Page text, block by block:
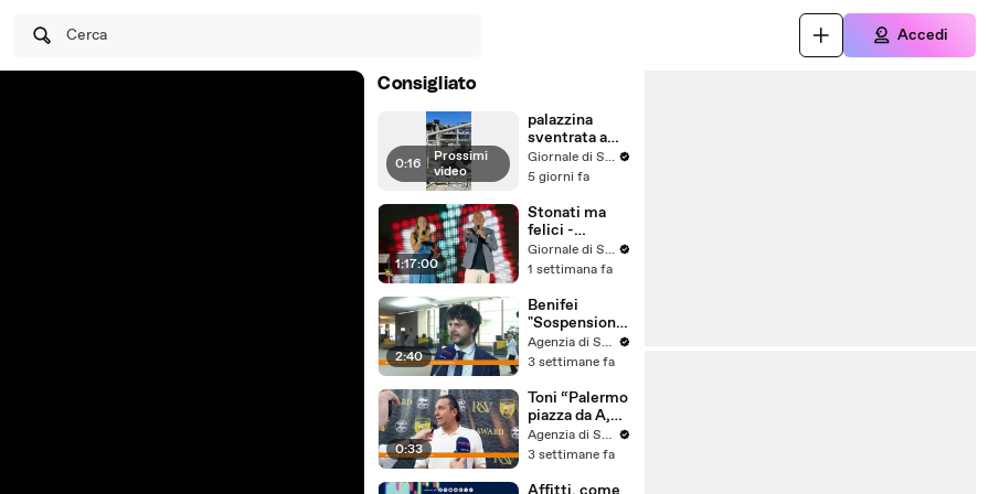
Cerca Accedi
Consigliato
0:16 | Prossimi
video
palazzina
sventrata a
Messina,
nuovo video
Giornale di Sicilia
5 giorni fa
1:17:00
Stonati ma
felici -
Puntata 15Giornale di Sicilia
1 settimana fa
2:40
Benifei
"Sospensione
accordo Ue-
Israele
commerciale,
voto a
maggioranza"
Agenzia di Stampa ITALPRESS
3 settimane fa
0:33
Toni “Palermo
piazza da A,
può essere
l'anno buono”
Agenzia di Stampa ITALPRESS
3 settimane fa